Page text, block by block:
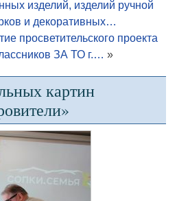
изделий, изделий ручной
и декоративных…
просветительского проекта
ЗА ТО г.… »
картин